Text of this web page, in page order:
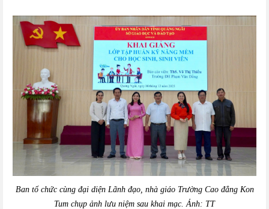
Ban tổ chức cùng đại diện Lãnh đạo, nhà giáo Trường Cao đẳng Kon
Tum chụp ảnh lưu niệm sau khai mạc. Ảnh: TT